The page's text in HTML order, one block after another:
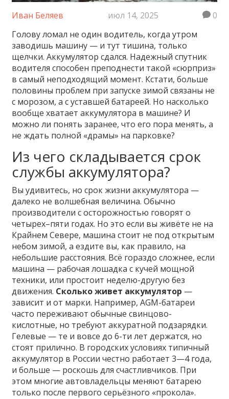
Иван Беляев июл 14, 2025
0
Голову ломал не один водитель, когда утром
заводишь машину — и тут тишина, только
щелчки. Аккумулятор сдался. Надежный спутник
водителя способен преподнести такой «сюрприз»
в самый неподходящий момент. Кстати, больше
половины проблем при запуске зимой связаны не
с морозом, а с уставшей батареей. Но насколько
вообще хватает аккумулятора в машине? И
можно ли понять заранее, что его пора менять, а
не ждать полной «драмы» на парковке?
Из чего складывается срок
службы аккумулятора?
Вы удивитесь, но срок жизни аккумулятора —
далеко не волшебная величина. Обычно
производители с осторожностью говорят о
четырех–пяти годах. Но это если вы живёте не на
Крайнем Севере, машина стоит не под открытым
небом зимой, а ездите вы, как правило, на
небольшие расстояния. Всё гораздо сложнее, если
машина — рабочая лошадка с кучей мощной
техники, или простоит неделю-другую без
движения. Сколько живет аккумулятор —
зависит и от марки. Например, AGM-батареи
часто переживают обычные свинцово-
кислотные, но требуют аккуратной подзарядки.
Гелевые — те и вовсе до 6-ти лет держатся, но
стоят прилично. В городских условиях типичный
аккумулятор в России честно работает 3—4 года,
и больше — роскошь для счастливчиков. При
этом многие автовладельцы меняют батарею
только после первого серьёзного «прокола».